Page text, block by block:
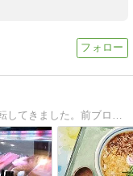
明石からどこまでdayより、こちらに移転してきました。前ブログ同様、引き続き宜しくお願い致します。